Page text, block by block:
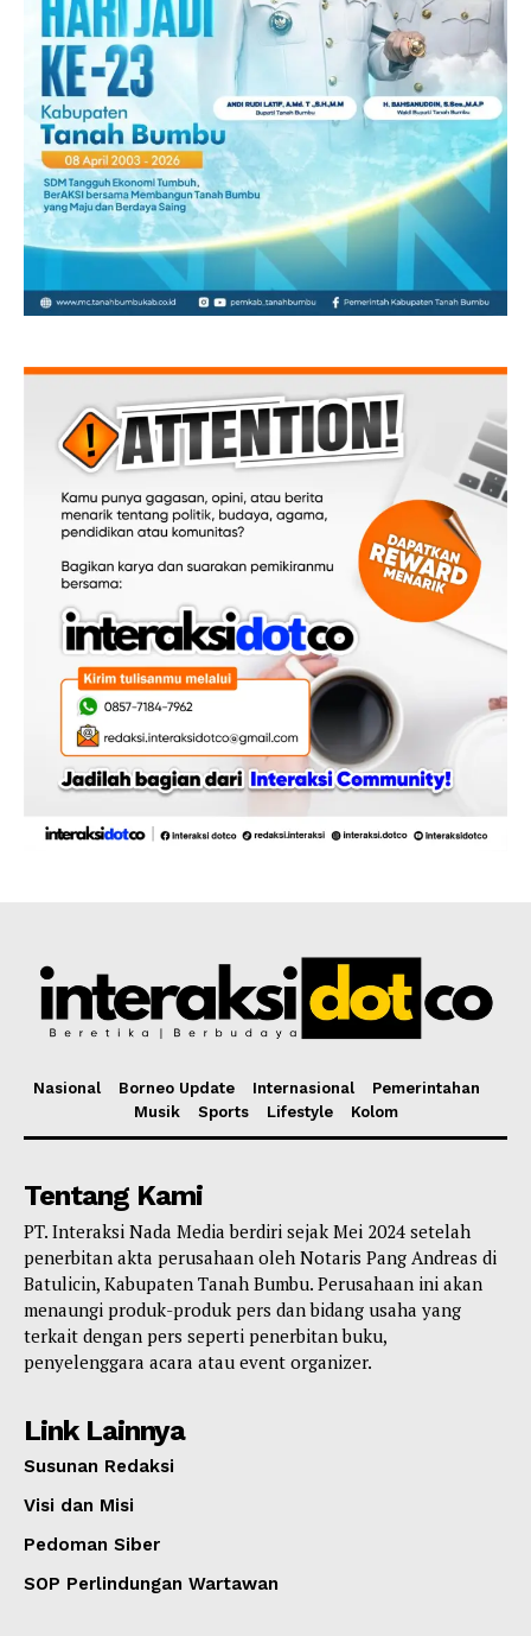
Nasional Borneo Update Internasional
Pemerintahan
Musik
Sports Lifestyle Kolom
Tentang Kami
PT. Interaksi Nada Media berdiri sejak Mei 2024 setelah
penerbitan akta perusahaan oleh Notaris Pang Andreas di
Batulicin, Kabupaten Tanah Bumbu. Perusahaan ini akan
menaungi produk-produk pers dan bidang usaha yang
terkait dengan pers seperti penerbitan buku,
penyelenggara acara atau event organizer.
Link Lainnya
Susunan Redaksi
Visi dan Misi
Pedoman Siber
SOP Perlindungan Wartawan